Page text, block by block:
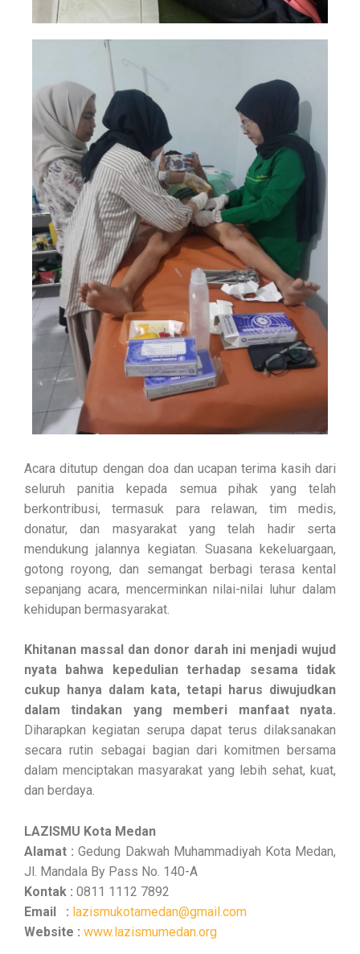
Acara ditutup dengan doa dan ucapan terima kasih dari
seluruh panitia kepada semua pihak yang telah
berkontribusi, termasuk para relawan, tim medis,
donatur, dan masyarakat yang telah hadir serta
mendukung jalannya kegiatan. Suasana kekeluargaan,
gotong royong, dan semangat berbagi terasa kental
sepanjang acara, mencerminkan nilai-nilai luhur dalam
kehidupan bermasyarakat.
Khitanan massal dan donor darah ini menjadi wujud
nyata bahwa kepedulian terhadap sesama tidak
cukup hanya dalam kata, tetapi harus diwujudkan
dalam tindakan yang memberi manfaat nyata.
Diharapkan kegiatan serupa dapat terus dilaksanakan
secara rutin sebagai bagian dari komitmen bersama
dalam menciptakan masyarakat yang lebih sehat, kuat,
dan berdaya.
LAZISMU Kota Medan
Alamat : Gedung Dakwah Muhammadiyah Kota Medan,
Jl. Mandala By Pass No. 140-A
Kontak : 0811 1112 7892
Email : lazismukotamedan@gmail.com
Website : www.lazismumedan.org